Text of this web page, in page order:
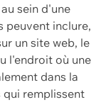
sein d'une
peuvent inclure,
un site web, le
l'endroit où une
dans la
remplissent